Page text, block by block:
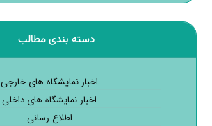
دسته بندی مطالب
اخبار نمایشگاه های خارجی
اخبار نمایشگاه های داخلی
اطلاع رسانی